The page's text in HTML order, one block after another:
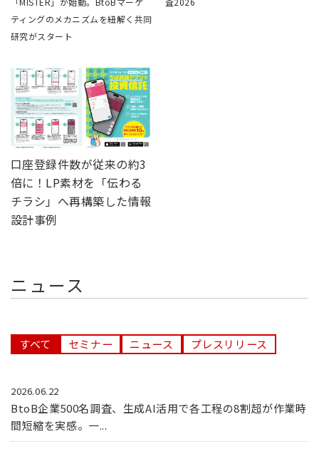
ティングのメカニズムを紐解く共同
研究がスタート
口座登録件数が従来の約3
倍に！ LP素材を「伝わる
チラシ」へ再構築した情報
設計事例
ニュース
すべて セミナー ニュース プレスリリース
2026.06.22
BtoB企業500名調査、生成AI活用で各工程の8割超が作業時
間短縮を実感。一...